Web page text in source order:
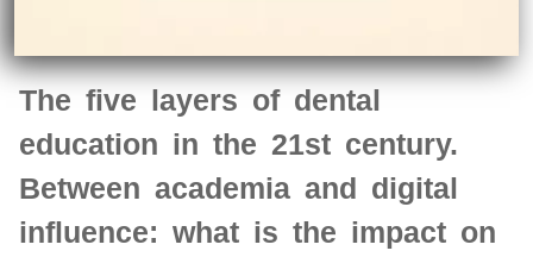
The five layers of dental
education in the 21st century.
Between academia and digital
influence: what is the impact on